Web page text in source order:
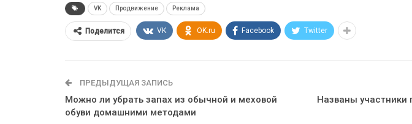
VK Продвижение Реклама
Поделится VK OK.ru Facebook Twitter
ПРЕДЫДУЩАЯ ЗАПИСЬ
Можно ли убрать запах из обычной и меховой
обуви домашними методами
Названы участники